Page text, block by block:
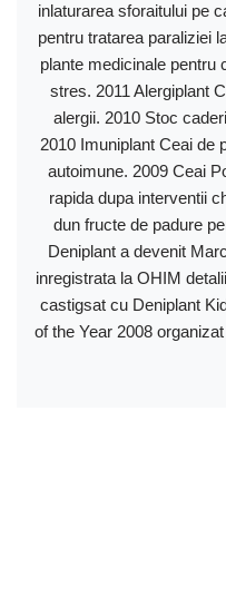
inlaturarea sforaitului pe
pentru tratarea paraliziei
plante medicinale pentru
stres. 2011 Alergiplant
alergii. 2010 Stoc
2010 Imuniplant Ceai de
autoimune. 2009 Ceai
rapida dupa interventii
dun fructe de padure
Deniplant a devenit
inregistrata la OHIM
castigsat cu Deniplant
of the Year 2008